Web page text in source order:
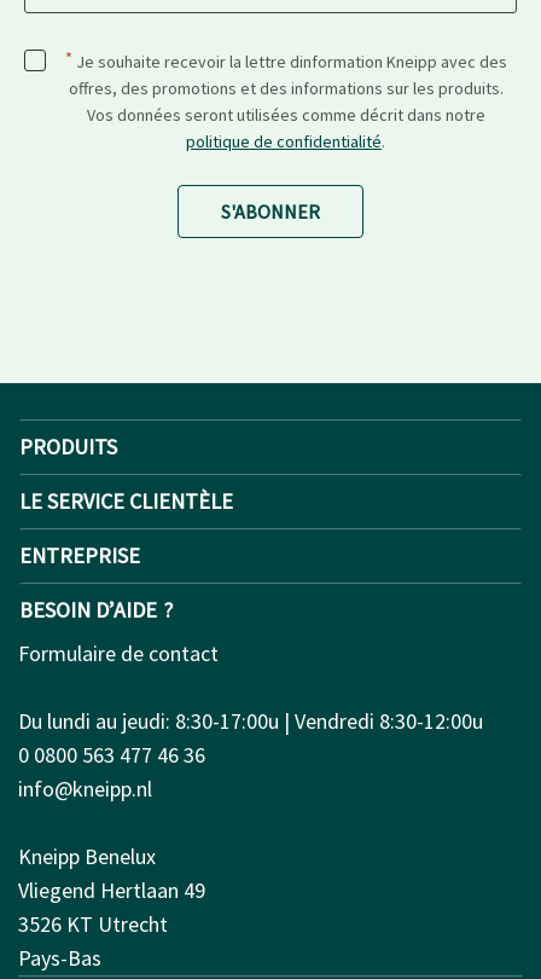
* Je souhaite recevoir la lettre dinformation Kneipp avec des
offres, des promotions et des informations sur les produits.
Vos données seront utilisées comme décrit dans notre
politique de confidentialité.
S'ABONNER
PRODUITS
LE SERVICE CLIENTÈLE
ENTREPRISE
BESOIN D’AIDE ?
Formulaire de contact
Du lundi au jeudi: 8:30-17:00u | Vendredi 8:30-12:00u
0 0800 563 477 46 36
info@kneipp.nl
Kneipp Benelux
Vliegend Hertlaan 49
3526 KT Utrecht
Pays-Bas